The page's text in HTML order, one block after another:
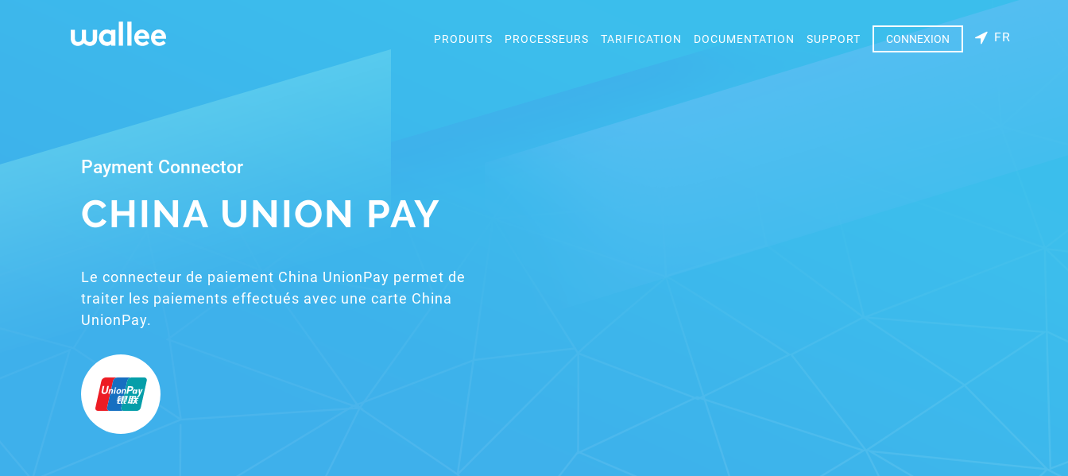
PRODUITS PROCESSEURS TARIFICATION DOCUMENTATION SUPPORT CONNEXION FR
Payment Connector
CHINA UNION PAY
Le connecteur de paiement China UnionPay permet de
traiter les paiements effectués avec une carte China
UnionPay.